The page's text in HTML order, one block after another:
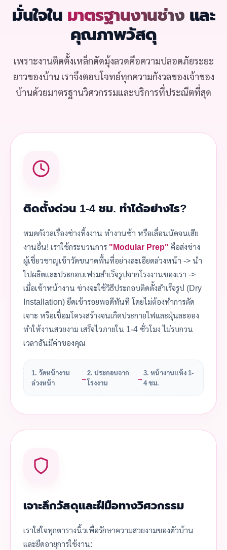
มั่นใจใน มาตรฐานงานช่าง และ
คุณภาพวัสดุ
เพราะงานติดตั้งเหล็กดัดมุ้งลวดคือความปลอดภัยระยะ
ยาวของบ้าน เราจึงตอบโจทย์ทุกความกังวลของเจ้าของ
บ้านด้วยมาตรฐานวิศวกรรมและบริการที่ประณีตที่สุด
ติดตั้งด่วน 1-4 ชม. ทำได้อย่างไร?
หมดกังวลเรื่องช่างทิ้งงาน ทำงานช้า หรือเลื่อนนัดจนเสีย
งานอื่น! เราใช้กระบวนการ "Modular Prep" คือส่งช่าง
ผู้เชี่ยวชาญเข้าวัดขนาดพื้นที่อย่างละเอียดล่วงหน้า -> นำ
ไปผลิตและประกอบเฟรมสำเร็จรูปจากโรงงานของเรา ->
เมื่อเข้าหน้างาน ช่างจะใช้วิธีประกอบติดตั้งสำเร็จรูป (Dry
Installation) ยึดเข้ารอยพอดีทันที โดยไม่ต้องทำการตัด
เจาะ หรือเชื่อมโครงสร้างจนเกิดประกายไฟและฝุ่นละออง
ทำให้งานสวยงาม เสร็จไวภายใน 1-4 ชั่วโมง ไม่รบกวน
เวลาอันมีค่าของคุณ
1. วัดหน้างาน
ล่วงหน้า
→
2. ประกอบจาก
โรงงาน
→
3. หน้างานแห้ง 1-
4 ชม.
เจาะลึกวัสดุและฝีมือทางวิศวกรรม
เราใส่ใจทุกตารางนิ้วเพื่อรักษาความสวยงามของตัวบ้าน
และยืดอายุการใช้งาน: